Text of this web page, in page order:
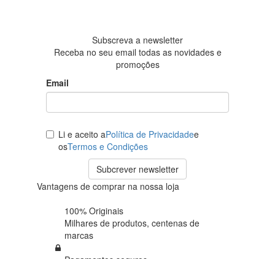
Subscreva a newsletter
Receba no seu email todas as novidades e
promoções
Email
Li e aceito aPolítica de Privacidadee
osTermos e Condições
Subcrever newsletter
Vantagens de comprar na nossa loja
100% Originais
Milhares de produtos, centenas de
marcas